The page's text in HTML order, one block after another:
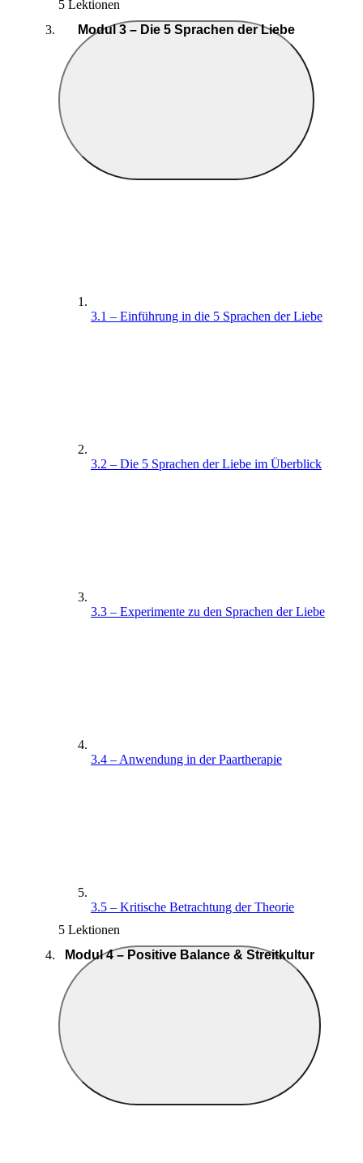
5 Lektionen
Modul 3 – Die 5 Sprachen der Liebe
3.1 – Einführung in die 5 Sprachen der Liebe
3.2 – Die 5 Sprachen der Liebe im Überblick
3.3 – Experimente zu den Sprachen der Liebe
3.4 – Anwendung in der Paartherapie
3.5 – Kritische Betrachtung der Theorie
5 Lektionen
Modul 4 – Positive Balance & Streitkultur